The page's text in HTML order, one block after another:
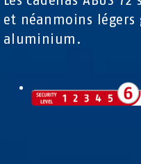
et néanmoins légers
aluminium.